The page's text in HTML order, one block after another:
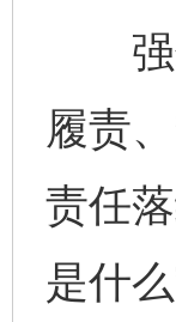
强劲
履责
责任
是什